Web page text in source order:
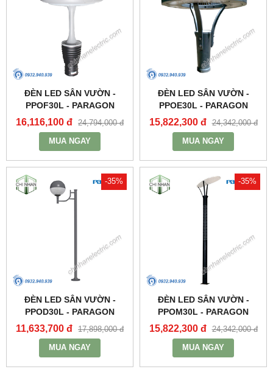
ĐÈN LED SÂN VƯỜN -
PPOF30L - PARAGON
16,116,100 đ 24,794,000 đ
MUA NGAY
ĐÈN LED SÂN VƯỜN -
PPOE30L - PARAGON
15,822,300 đ 24,342,000 đ
MUA NGAY
-35%
ĐÈN LED SÂN VƯỜN -
PPOD30L - PARAGON
11,633,700 đ 17,898,000 đ
MUA NGAY
-35%
ĐÈN LED SÂN VƯỜN -
PPOM30L - PARAGON
15,822,300 đ 24,342,000 đ
MUA NGAY